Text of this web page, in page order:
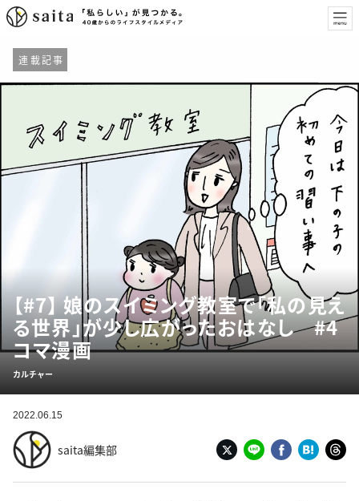
連載記事
【#7】 娘のスイミング教室で「私の見え
る世界」が少し広がったおはなし #4
コマ漫画
カルチャー
2022.06.15
saita編集部